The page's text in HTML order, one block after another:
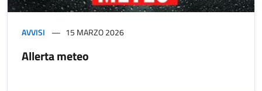
AVVISI 15 MARZO 2026
Allerta meteo